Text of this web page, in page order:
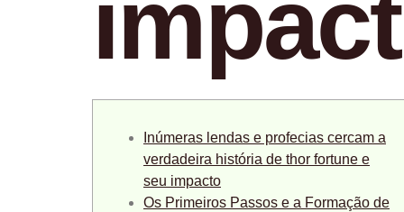
Inúmeras lendas e profecias cercam a
verdadeira história de thor fortune e
seu impacto
Os Primeiros Passos e a Formação de